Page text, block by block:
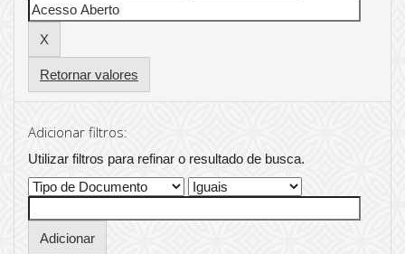
Retornar valores
Adicionar filtros:
Utilizar filtros para refinar o resultado de busca.